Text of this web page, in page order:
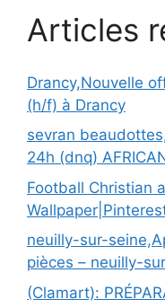
Articles
Drancy,Nouvelle
(h/f) à Drancy
sevran
24h (dnq)
Football Christian
neuilly-sur-
pièces – neuilly-
(Clamart):